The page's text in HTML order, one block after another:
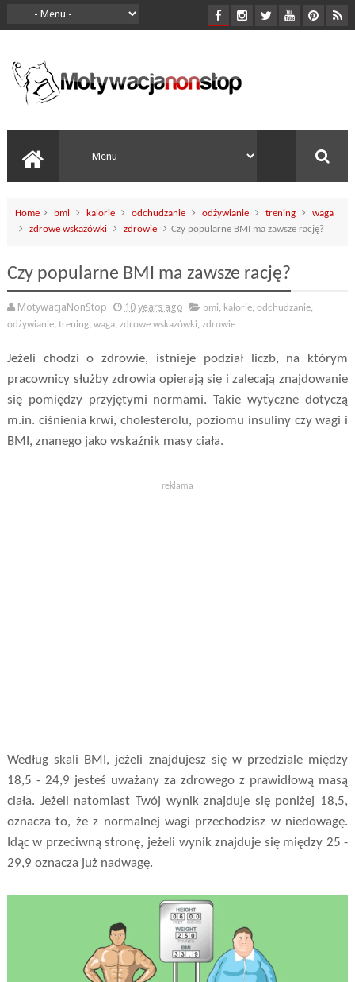
Home bmi kalorie odchudzanie odżywianie trening
waga
zdrowe wskazówki
zdrowie Czy popularne BMI ma zawsze rację?
Czy popularne BMI ma zawsze rację?
MotywacjaNonStop 10 years ago bmi, kalorie, odchudzanie,
odżywianie, trening, waga, zdrowe wskazówki, zdrowie
Jeżeli chodzi o zdrowie, istnieje podział liczb, na którym
pracownicy służby zdrowia opierają się i zalecają znajdowanie
się pomiędzy przyjętymi normami. Takie wytyczne dotyczą
m.in. ciśnienia krwi, cholesterolu, poziomu insuliny czy wagi i
BMI, znanego jako wskaźnik masy ciała.
reklama
Według skali BMI, jeżeli znajdujesz się w przedziale między
18,5 - 24,9 jesteś uważany za zdrowego z prawidłową masą
ciała. Jeżeli natomiast Twój wynik znajduje się poniżej 18,5,
oznacza to, że z normalnej wagi przechodzisz w niedowagę.
Idąc w przeciwną stronę, jeżeli wynik znajduje się między 25 -
29,9 oznacza już nadwagę.